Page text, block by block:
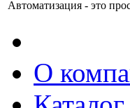
Автоматизация - это
О